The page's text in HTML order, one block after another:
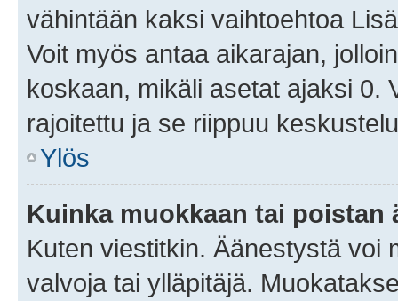
vähintään kaksi vaihtoehtoa
Voit myös antaa aikarajan,
koskaan, mikäli asetat ajaksi 0.
rajoitettu ja se riippuu
Ylös
Kuinka muokkaan tai poistan
Kuten viestitkin. Äänestystä voi
valvoja tai ylläpitäjä.